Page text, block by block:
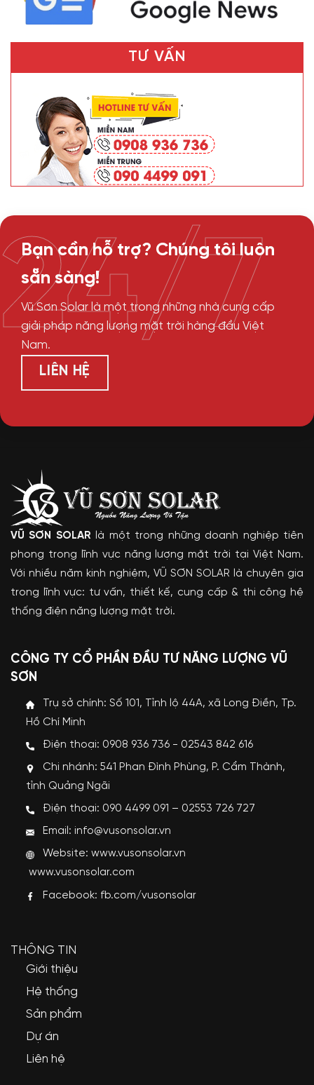
TƯ VẤN
Bạn cần hỗ trợ? Chúng tôi luôn
sẵn sàng!
Vũ Sơn Solar là một trong những nhà cung cấp
giải pháp năng lượng mặt trời hàng đầu Việt
Nam.
LIÊN HỆ
24/7
VŨ SƠN SOLAR là một trong những doanh nghiệp tiên
phong trong lĩnh vực năng lượng mặt trời tại Việt Nam.
Với nhiều năm kinh nghiệm, VŨ SƠN SOLAR là chuyên gia
trong lĩnh vực: tư vấn, thiết kế, cung cấp & thi công hệ
thống điện năng lượng mặt trời.
CÔNG TY CỔ PHẦN ĐẦU TƯ NĂNG LƯỢNG VŨ
SƠN
Trụ sở chính: Số 101, Tỉnh lộ 44A, xã Long Điền, Tp.
Hồ Chí Minh
Điện thoại: 0908 936 736 - 02543 842 616
Chi nhánh: 541 Phan Đình Phùng, P. Cẩm Thành,
tỉnh Quảng Ngãi
Điện thoại: 090 4499 091 – 02553 726 727
Email: info@vusonsolar.vn
Website:www.vusonsolar.vn
www.vusonsolar.com
Facebook: fb.com/vusonsolar
THÔNG TIN
Giới thiệu
Hệ thống
Sản phẩm
Dự án
Liên hệ